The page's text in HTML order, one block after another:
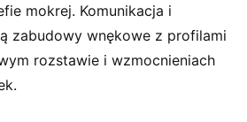
mokrej. Komunikacja i
zabudowy wnękowe z profilami
rozstawie i wzmocnieniach